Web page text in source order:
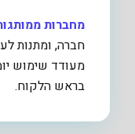
מחברות
חברה, ומתנות
מעודד שימוש
בראש הלקוח.